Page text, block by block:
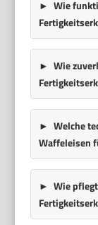
Wie
Wie
Welche
Waffeleisen
Wie